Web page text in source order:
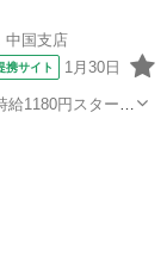
中国支店
携サイト 1月30日
1180円スタート